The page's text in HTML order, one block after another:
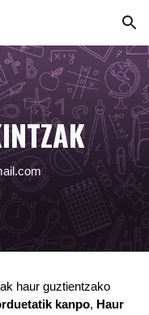
Skip to navigation
haur guztientzako
kanpo, Haur